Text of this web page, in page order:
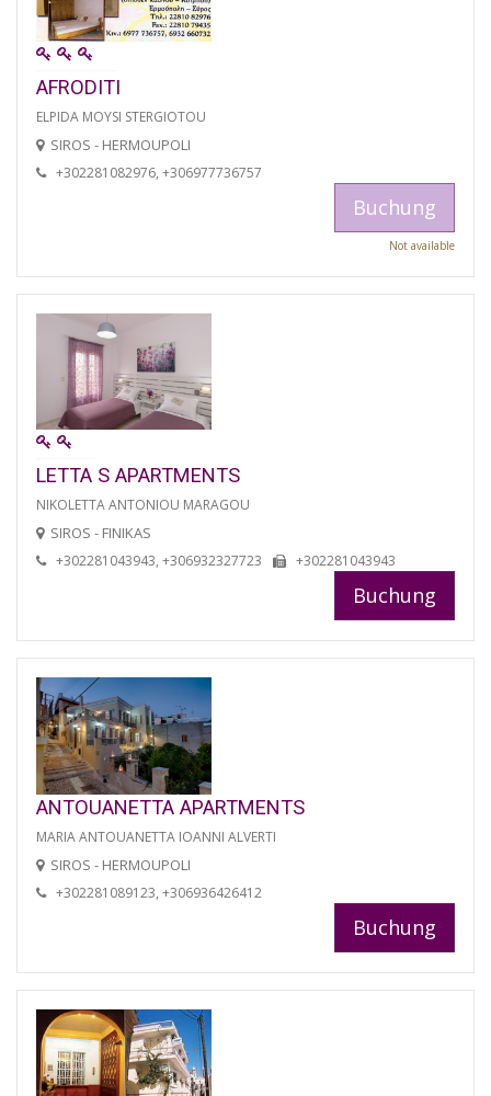
AFRODITI
ELPIDA MOYSI STERGIOTOU
SIROS - HERMOUPOLI
+302281082976, +306977736757
Buchung
Not available
LETTA S APARTMENTS
NIKOLETTA ANTONIOU MARAGOU
SIROS - FINIKAS
+302281043943, +306932327723 +302281043943
Buchung
ANTOUANETTA APARTMENTS
MARIA ANTOUANETTA IOANNI ALVERTI
SIROS - HERMOUPOLI
+302281089123, +306936426412
Buchung